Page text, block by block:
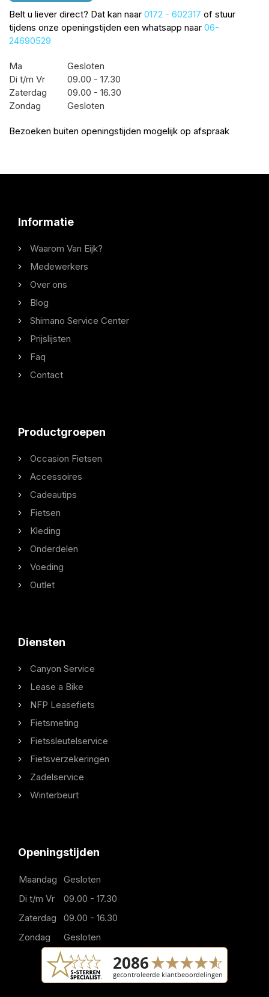
Belt u liever direct? Dat kan naar 0172 - 602317 of stuur
tijdens onze openingstijden een whatsapp naar 06-
24690529
Ma
Gesloten
Di t/m Vr
09.00 - 17.30
Zaterdag
09.00 - 16.30
Zondag
Gesloten
Bezoeken buiten openingstijden mogelijk op afspraak
Informatie
Waarom Van Eijk?
Medewerkers
Over ons
Blog
Shimano Service Center
Prijslijsten
Faq
Contact
Productgroepen
Occasion Fietsen
Accessoires
Cadeautips
Fietsen
Kleding
Onderdelen
Voeding
Outlet
Diensten
Canyon Service
Lease a Bike
NFP Leasefiets
Fietsmeting
Fietssleutelservice
Fietsverzekeringen
Zadelservice
Winterbeurt
Openingstijden
Maandag
Gesloten
Di t/m Vr
09.00 - 17.30
Zaterdag
09.00 - 16.30
Zondag
Gesloten